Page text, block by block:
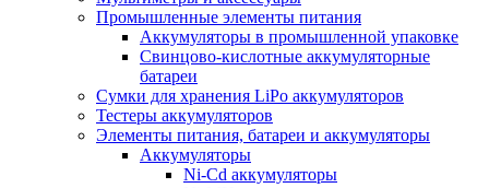
Промышленные элементы питания
Аккумуляторы в промышленной упаковке
Свинцово-кислотные аккумуляторные
батареи
Сумки для хранения LiPo аккумуляторов
Тестеры аккумуляторов
Элементы питания, батареи и аккумуляторы
Аккумуляторы
Ni-Cd аккумуляторы